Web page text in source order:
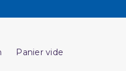
Panier vide